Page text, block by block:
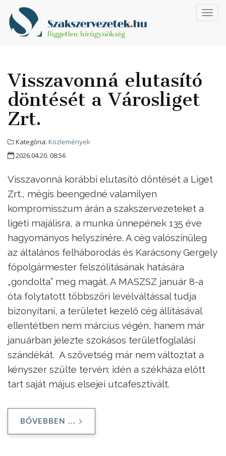
Visszavonná elutasító
döntését a Városliget
Zrt.
Kategória: Közlemények
2026.04.20. 08:56
Visszavonná korábbi elutasító döntését a Liget
Zrt., mégis beengedné valamilyen
kompromisszum árán a szakszervezeteket a
ligeti majálisra, a munka ünnepének 135 éve
hagyományos helyszínére. A cég valószínűleg
az általános felháborodás és Karácsony Gergely
főpolgármester felszólításának hatására
„gondolta” meg magát. A MASZSZ január 8-a
óta folytatott többszöri levélváltással tudja
bizonyítani, a területet kezelő cég állításával
ellentétben nem március végén, hanem már
januárban jelezte szokásos területfoglalási
szándékát. A szövetség már nem változtat a
kényszer szülte tervén: idén a székháza előtt
tart saját május elsejei utcafesztivált.
BŐVEBBEN ...